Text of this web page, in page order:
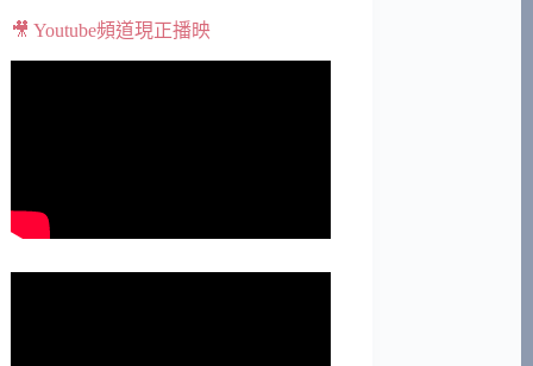
🎥 Youtube頻道現正播映